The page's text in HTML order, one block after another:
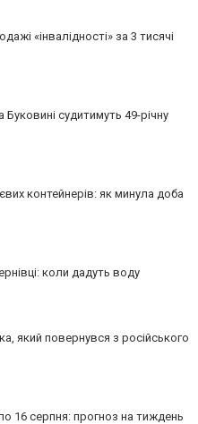
«інвалідності» за 3 тисячі
судитимуть 49-річну
контейнерів: як минула доба
коли дадуть воду
який повернувся з російського
16 серпня: прогноз на тиждень